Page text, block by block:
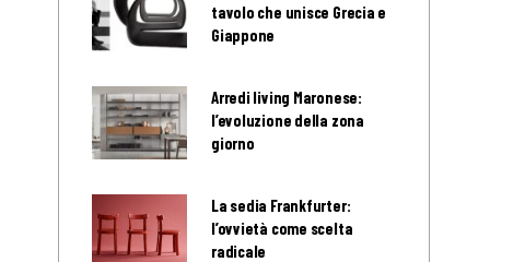
tavolo che unisce Grecia e
Giappone
Arredi living Maronese:
l’evoluzione della zona
giorno
La sedia Frankfurter:
l’ovvietà come scelta
radicale